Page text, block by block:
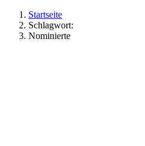
Startseite
Schlagwort:
Nominierte